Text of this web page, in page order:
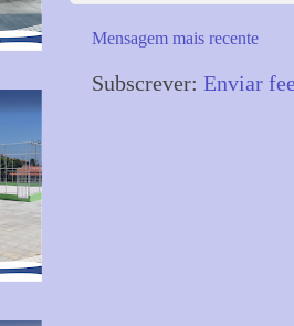
Mensagem mais recente
Subscrever: Enviar